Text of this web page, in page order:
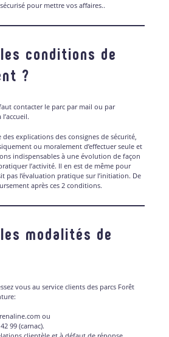
pour mettre vos affaires..
conditions de
?
contacter le parc par mail ou par
des explications des consignes de sécurité,
ou moralement d’effectuer seule et
indispensables à une évolution de façon
l’activité. Il en est de même pour
pas l’évaluation pratique sur l’initiation. De
après ces 2 conditions.
modalités de
vous au service clients des parcs Forêt
ou
99 (carnac).